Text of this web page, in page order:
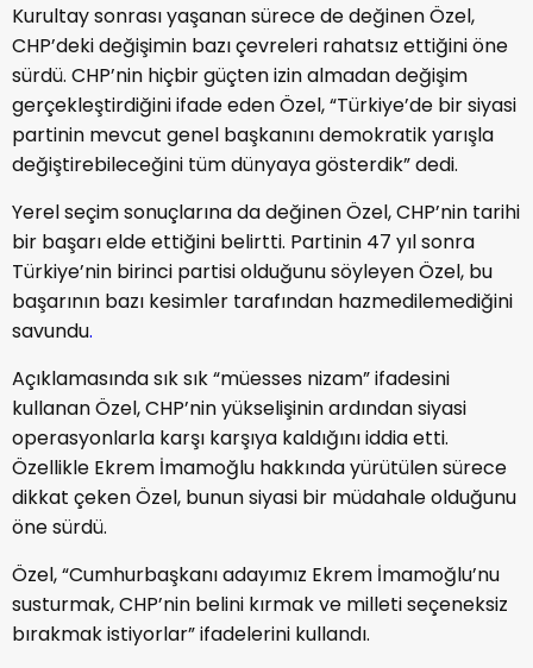
Kurultay sonrası yaşanan sürece de değinen Özel,
CHP’deki değişimin bazı çevreleri rahatsız ettiğini öne
sürdü. CHP’nin hiçbir güçten izin almadan değişim
gerçekleştirdiğini ifade eden Özel, “Türkiye’de bir siyasi
partinin mevcut genel başkanını demokratik yarışla
değiştirebileceğini tüm dünyaya gösterdik” dedi.
Yerel seçim sonuçlarına da değinen Özel, CHP’nin tarihi
bir başarı elde ettiğini belirtti. Partinin 47 yıl sonra
Türkiye’nin birinci partisi olduğunu söyleyen Özel, bu
başarının bazı kesimler tarafından hazmedilemediğini
savundu.
Açıklamasında sık sık “müesses nizam” ifadesini
kullanan Özel, CHP’nin yükselişinin ardından siyasi
operasyonlarla karşı karşıya kaldığını iddia etti.
Özellikle Ekrem İmamoğlu hakkında yürütülen sürece
dikkat çeken Özel, bunun siyasi bir müdahale olduğunu
öne sürdü.
Özel, “Cumhurbaşkanı adayımız Ekrem İmamoğlu’nu
susturmak, CHP’nin belini kırmak ve milleti seçeneksiz
bırakmak istiyorlar” ifadelerini kullandı.